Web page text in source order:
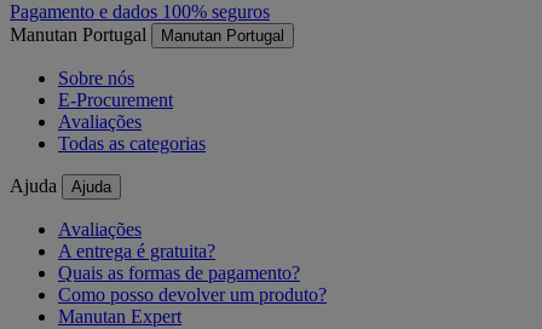
Pagamento e dados 100% seguros
Manutan Portugal
Manutan Portugal
Sobre nós
E-Procurement
Avaliações
Todas as categorias
Ajuda Ajuda
Avaliações
A entrega é gratuita?
Quais as formas de pagamento?
Como posso devolver um produto?
Manutan Expert